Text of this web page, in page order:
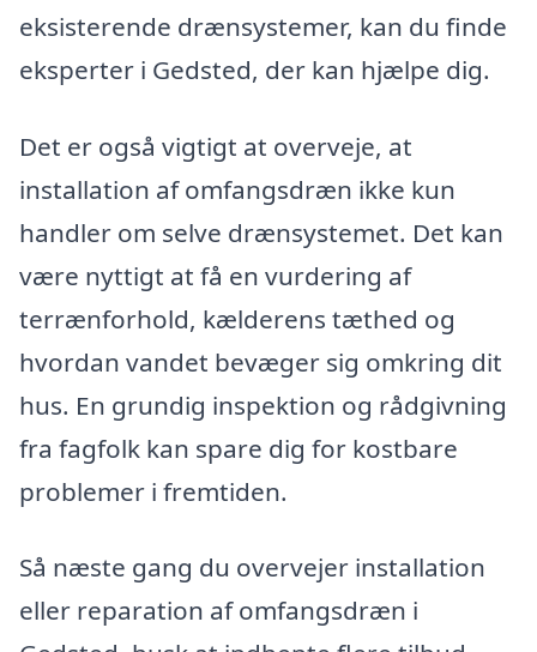
eksisterende drænsystemer, kan du finde
eksperter i Gedsted, der kan hjælpe dig.
Det er også vigtigt at overveje, at
installation af omfangsdræn ikke kun
handler om selve drænsystemet. Det kan
være nyttigt at få en vurdering af
terrænforhold, kælderens tæthed og
hvordan vandet bevæger sig omkring dit
hus. En grundig inspektion og rådgivning
fra fagfolk kan spare dig for kostbare
problemer i fremtiden.
Så næste gang du overvejer installation
eller reparation af omfangsdræn i